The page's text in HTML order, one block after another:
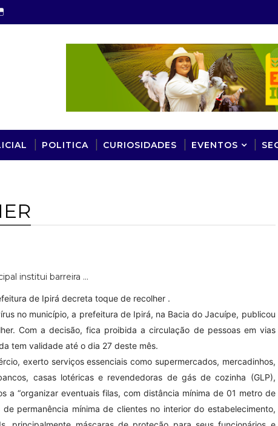
POLITICA CURIOSIDADES EVENTOS
de Ipirá decreta toque de recolher .
no município, a prefeitura de Ipirá, na Bacia do Jacuípe, publicou
Com a decisão, fica proibida a circulação de pessoas em vias
tem validade até o dia 27 deste mês.
exerto serviços essenciais como supermercados, mercadinhos,
casas lotéricas e revendedoras de gás de cozinha (GLP),
a “organizar eventuais filas, com distância mínima de 01 metro de
permanência mínima de clientes no interior do estabelecimento,